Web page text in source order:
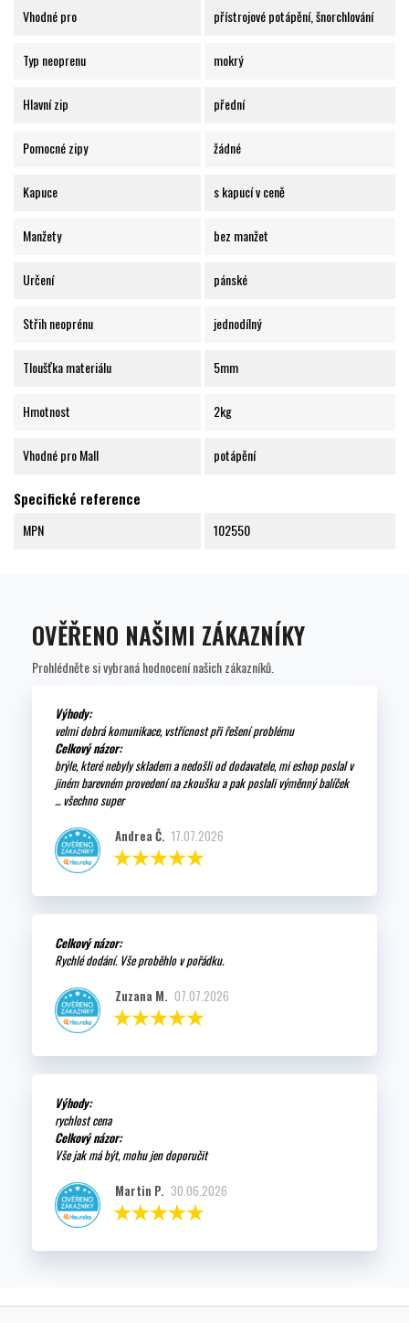
Vhodné pro přístrojové potápění, šnorchlování
Typ neoprenu mokrý
Hlavní zip přední
Pomocné zipy žádné
Kapuce s kapucí v ceně
Manžety bez manžet
Určení pánské
Střih neoprénu jednodílný
Tloušťka materiálu 5mm
Hmotnost 2kg
Vhodné pro Mall potápění
Specifické reference
MPN 102550
OVĚŘENO NAŠIMI ZÁKAZNÍKY
Prohlédněte si vybraná hodnocení našich zákazníků.
Výhody:
velmi dobrá komunikace, vstřícnost při řešení problému
Celkový názor:
brýle, které nebyly skladem a nedošli od dodavatele, mi eshop poslal v
jiném barevném provedení na zkoušku a pak poslali výměnný balíček
... všechno super
Andrea Č. 17.07.2026
Celkový názor:
Rychlé dodání. Vše proběhlo v pořádku.
Zuzana M. 07.07.2026
Výhody:
rychlost cena
Celkový názor:
Vše jak má být, mohu jen doporučit
Martin P. 30.06.2026